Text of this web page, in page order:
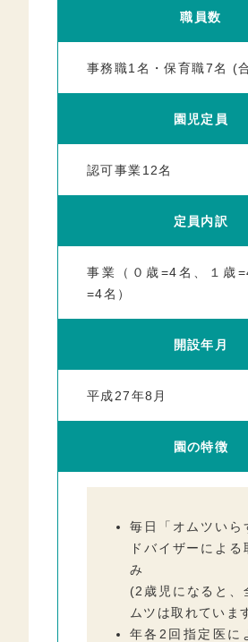
職員数
事務職1名・保育職7名 (
園児定員
認可事業12名
定員内訳
事業（０歳=4名、１歳
=4名）
開設年月
平成27年8月
園の特徴
毎日「オムツいら
ドバイザーによる
み
(2歳児になると、
ムツは取れていま
年各2回指定医に